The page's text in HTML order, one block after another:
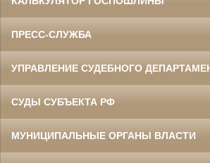
ПРЕСС-СЛУЖБА
УПРАВЛЕНИЕ СУДЕБНОГО
СУДЫ СУБЪЕКТА РФ
МУНИЦИПАЛЬНЫЕ ОРГАНЫ ВЛАСТИ